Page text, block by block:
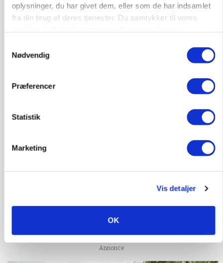
oplysninger, du har givet dem, eller som de har indsamlet
fra din brug af deres tjenester. Du samtykker til vores
Nødvendig
Præferencer
Statistik
Marketing
Vis detaljer
OK
Svineproducenter kalder Danish Crowns pris en
katastrofe
Forserie til selvkørende skårlægger afprøves i år
Annonce